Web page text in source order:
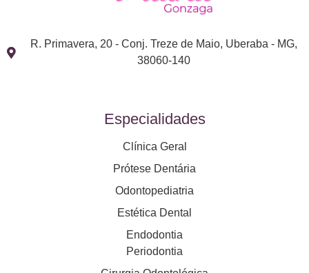
R. Primavera, 20 - Conj. Treze de Maio, Uberaba - MG,
38060-140
Especialidades
Clínica Geral
Prótese Dentária
Odontopediatria
Estética Dental
Endodontia
Periodontia